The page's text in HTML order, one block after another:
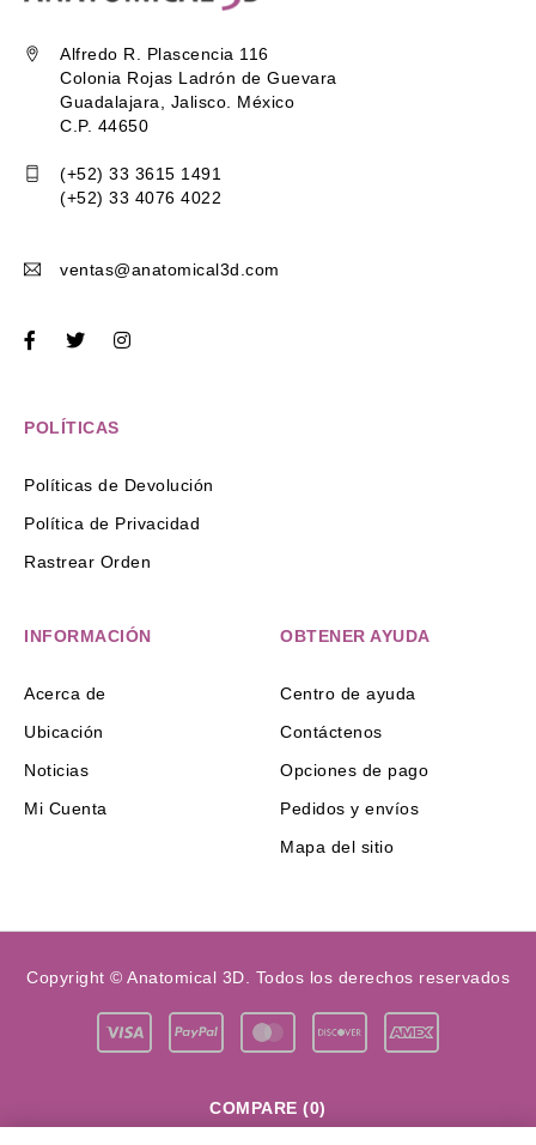
Alfredo R. Plascencia 116
Colonia Rojas Ladrón de Guevara
Guadalajara, Jalisco. México
C.P. 44650
(+52) 33 3615 1491
(+52) 33 4076 4022
ventas@anatomical3d.com
POLÍTICAS
Políticas de Devolución
Política de Privacidad
Rastrear Orden
INFORMACIÓN
Acerca de
Ubicación
Noticias
Mi Cuenta
OBTENER AYUDA
Centro de ayuda
Contáctenos
Opciones de pago
Pedidos y envíos
Mapa del sitio
Copyright © Anatomical 3D. Todos los derechos reservados
COMPARE (0)